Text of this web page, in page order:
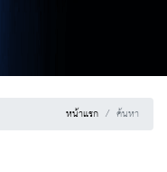
หน้าแรก ค้นหา